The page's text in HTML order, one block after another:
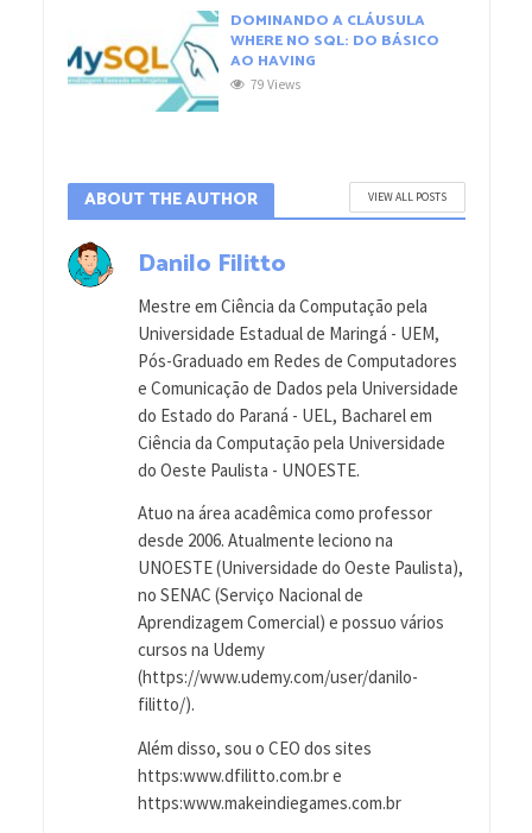
DOMINANDO A CLÁUSULA
WHERE NO SQL: DO BÁSICO
AO HAVING
79 Views
ABOUT THE AUTHOR VIEW ALL POSTS
Danilo Filitto
Mestre em Ciência da Computação pela
Universidade Estadual de Maringá - UEM,
Pós-Graduado em Redes de Computadores
e Comunicação de Dados pela Universidade
do Estado do Paraná - UEL, Bacharel em
Ciência da Computação pela Universidade
do Oeste Paulista - UNOESTE.
Atuo na área acadêmica como professor
desde 2006. Atualmente leciono na
UNOESTE (Universidade do Oeste Paulista),
no SENAC (Serviço Nacional de
Aprendizagem Comercial) e possuo vários
cursos na Udemy
(https://www.udemy.com/user/danilo-
filitto/).
Além disso, sou o CEO dos sites
https:www.dfilitto.com.br e
https:www.makeindiegames.com.br